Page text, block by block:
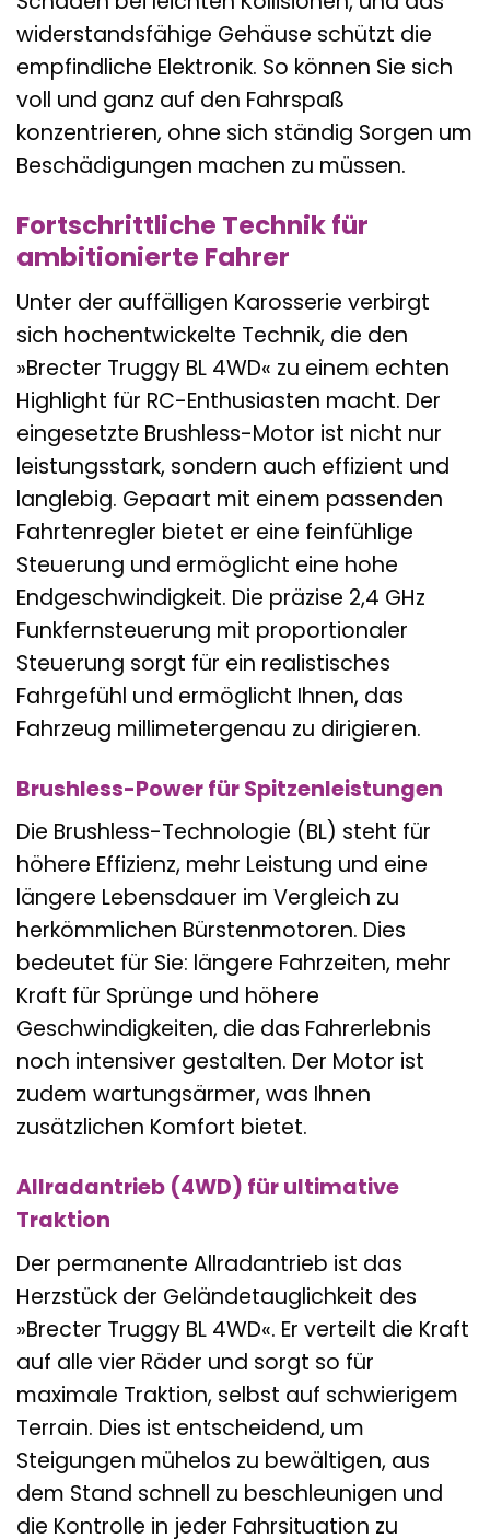
widerstandsfähige Gehäuse schützt die
empfindliche Elektronik. So können Sie sich
voll und ganz auf den Fahrspaß
konzentrieren, ohne sich ständig Sorgen um
Beschädigungen machen zu müssen.
Fortschrittliche Technik für
ambitionierte Fahrer
Unter der auffälligen Karosserie verbirgt
sich hochentwickelte Technik, die den
»Brecter Truggy BL 4WD« zu einem echten
Highlight für RC-Enthusiasten macht. Der
eingesetzte Brushless-Motor ist nicht nur
leistungsstark, sondern auch effizient und
langlebig. Gepaart mit einem passenden
Fahrtenregler bietet er eine feinfühlige
Steuerung und ermöglicht eine hohe
Endgeschwindigkeit. Die präzise 2,4 GHz
Funkfernsteuerung mit proportionaler
Steuerung sorgt für ein realistisches
Fahrgefühl und ermöglicht Ihnen, das
Fahrzeug millimetergenau zu dirigieren.
Brushless-Power für Spitzenleistungen
Die Brushless-Technologie (BL) steht für
höhere Effizienz, mehr Leistung und eine
längere Lebensdauer im Vergleich zu
herkömmlichen Bürstenmotoren. Dies
bedeutet für Sie: längere Fahrzeiten, mehr
Kraft für Sprünge und höhere
Geschwindigkeiten, die das Fahrerlebnis
noch intensiver gestalten. Der Motor ist
zudem wartungsärmer, was Ihnen
zusätzlichen Komfort bietet.
Allradantrieb (4WD) für ultimative
Traktion
Der permanente Allradantrieb ist das
Herzstück der Geländetauglichkeit des
»Brecter Truggy BL 4WD«. Er verteilt die Kraft
auf alle vier Räder und sorgt so für
maximale Traktion, selbst auf schwierigem
Terrain. Dies ist entscheidend, um
Steigungen mühelos zu bewältigen, aus
dem Stand schnell zu beschleunigen und
die Kontrolle in jeder Fahrsituation zu